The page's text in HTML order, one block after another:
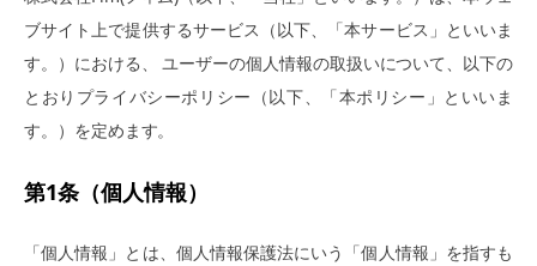
ブサイト上で提供するサービス（以下、「本サービス」といいま
す。）における、 ユーザーの個人情報の取扱いについて、以下の
とおりプライバシーポリシー（以下、「本ポリシー」といいま
す。）を定めます。
第1条（個人情報）
「個人情報」とは、個人情報保護法にいう「個人情報」を指すも